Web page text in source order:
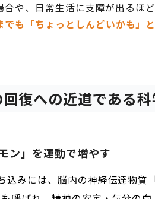
や、日常生活に支障が出るほ
でも「ちょっとしんどいかも」
復への近道である
ン」を運動で増やす
込みには、脳内の神経伝達物質